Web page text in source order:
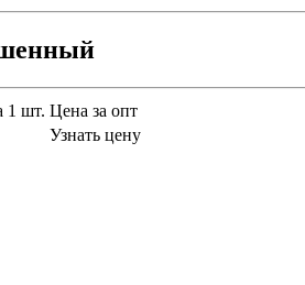
1 шт. Цена за опт
Узнать цену